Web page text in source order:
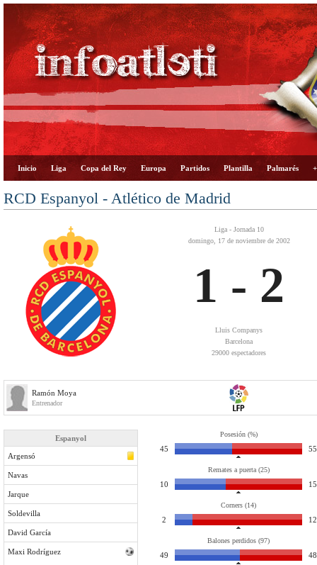
Inicio Liga Copa del Rey Europa Partidos Plantilla Palmarés
RCD Espanyol - Atlético de Madrid
Liga - Jornada 10
domingo, 17 de noviembre de 2002
1 - 2
Lluis Companys
Barcelona
29000 espectadores
Ramón Moya
Entrenador
Espanyol
Argensó
Navas
Jarque
Soldevilla
David García
Maxi Rodríguez
Posesión (%)
45 55
Remates a puerta (25)
10 15
Corners (14)
2 12
Balones perdidos (97)
49 48